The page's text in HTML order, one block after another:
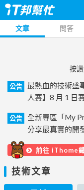
文章 問答
按
公告
最熱血的技術盛
人賽】8 月 1 日
公告
全新專區「My
分享最真實的開
前往 iThome
技術文章